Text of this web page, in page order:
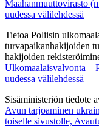
Maahanmuuttovirasto
uudessa välilehdessä
Tietoa Poliisin
turvapaikanhakijoiden
hakijoiden
Ulkomaalaisvalvonta –
uudessa välilehdessä
Sisäministeriön tiedote
Avun tarjoaminen
toiselle sivustolle,